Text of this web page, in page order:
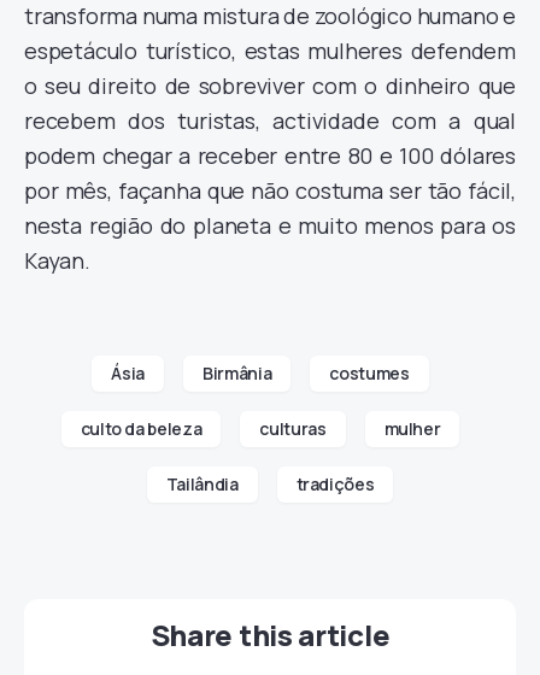
transforma numa mistura de zoológico humano e
espetáculo turístico, estas mulheres defendem
o seu direito de sobreviver com o dinheiro que
recebem dos turistas, actividade com a qual
podem chegar a receber entre 80 e 100 dólares
por mês, façanha que não costuma ser tão fácil,
nesta região do planeta e muito menos para os
Kayan.
Ásia Birmânia costumes
culto da beleza culturas mulher
Tailândia tradições
Share this article